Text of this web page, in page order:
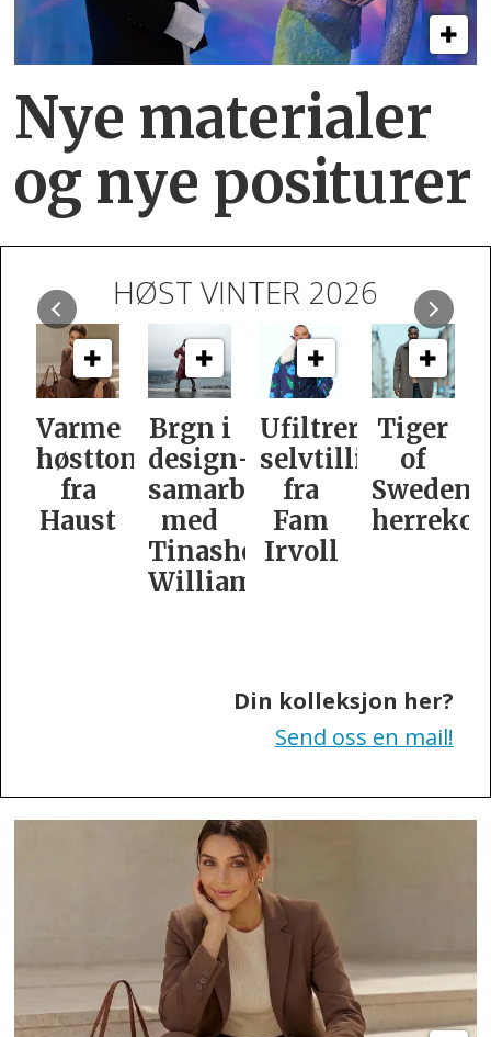
Nye materialer
og nye positurer
HØST VINTER 2026
Varme
høsttoner
fra
Haust
Brgn i
design­
samarbeid
med
Tinashe
Williamson
Ufiltrert
selvtillit
fra
Fam
Irvoll
Tiger
of
Swedens
Din kolleksjon her?
Send oss en mail!